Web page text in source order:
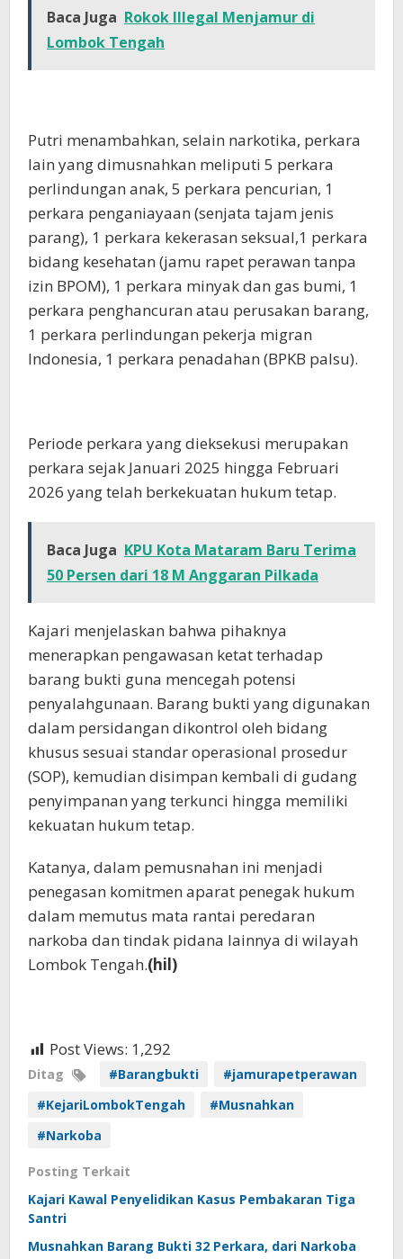
Baca Juga Rokok Illegal Menjamur di
Lombok Tengah
Putri menambahkan, selain narkotika, perkara
lain yang dimusnahkan meliputi 5 perkara
perlindungan anak, 5 perkara pencurian, 1
perkara penganiayaan (senjata tajam jenis
parang), 1 perkara kekerasan seksual,1 perkara
bidang kesehatan (jamu rapet perawan tanpa
izin BPOM), 1 perkara minyak dan gas bumi, 1
perkara penghancuran atau perusakan barang,
1 perkara perlindungan pekerja migran
Indonesia, 1 perkara penadahan (BPKB palsu).
Periode perkara yang dieksekusi merupakan
perkara sejak Januari 2025 hingga Februari
2026 yang telah berkekuatan hukum tetap.
Baca Juga KPU Kota Mataram Baru Terima
50 Persen dari 18 M Anggaran Pilkada
Kajari menjelaskan bahwa pihaknya
menerapkan pengawasan ketat terhadap
barang bukti guna mencegah potensi
penyalahgunaan. Barang bukti yang digunakan
dalam persidangan dikontrol oleh bidang
khusus sesuai standar operasional prosedur
(SOP), kemudian disimpan kembali di gudang
penyimpanan yang terkunci hingga memiliki
kekuatan hukum tetap.
Katanya, dalam pemusnahan ini menjadi
penegasan komitmen aparat penegak hukum
dalam memutus mata rantai peredaran
narkoba dan tindak pidana lainnya di wilayah
Lombok Tengah.(hil)
Post Views: 1,292
Ditag #Barangbukti
#jamurapetperawan
#KejariLombokTengah
#Musnahkan
#Narkoba
Posting Terkait
Kajari Kawal Penyelidikan Kasus Pembakaran Tiga
Santri
Musnahkan Barang Bukti 32 Perkara, dari Narkoba